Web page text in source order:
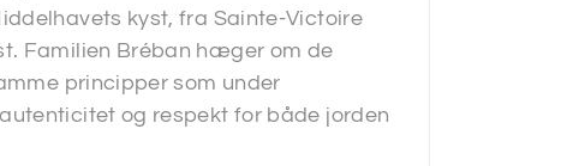
kyst, fra Sainte-Victoire
Familien Bréban hæger om de
principper som under
og respekt for både jorden